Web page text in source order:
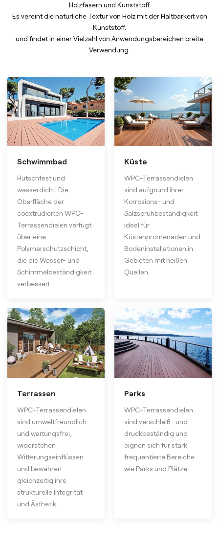
Holzfasern und Kunststoff.
Es vereint die natürliche Textur von Holz mit der Haltbarkeit von
Kunststoff.
und findet in einer Vielzahl von Anwendungsbereichen breite
Verwendung.
Schwimmbad
Rutschfest und
wasserdicht. Die
Oberfläche der
coextrudierten WPC-
Terrassendielen verfügt
über eine
Polymerschutzschicht,
die die Wasser- und
Schimmelbeständigkeit
verbessert.
Küste
WPC-Terrassendielen
sind aufgrund ihrer
Korrosions- und
Salzsprühbeständigkeit
ideal für
Küstenpromenaden und
Bodeninstallationen in
Gebieten mit heißen
Quellen.
Terrassen
WPC-Terrassendielen
sind umweltfreundlich
und wartungsfrei,
widerstehen
Witterungseinflüssen
und bewahren
gleichzeitig ihre
strukturelle Integrität
und Ästhetik.
Parks
WPC-Terrassendielen
sind verschleiß- und
druckbeständig und
eignen sich für stark
frequentierte Bereiche
wie Parks und Plätze.